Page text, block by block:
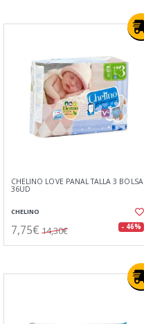
CHELINO LOVE PAÑAL TALLA 3 BOLSA
36UD
CHELINO
7,75€ 14,30€ - 46%